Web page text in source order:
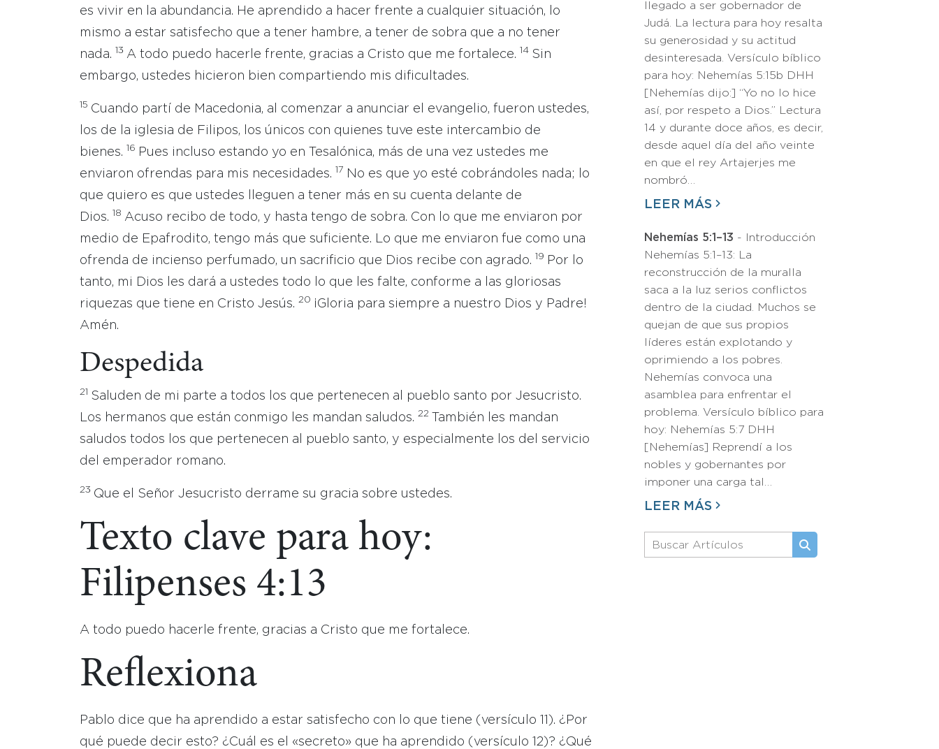
es vivir en la abundancia. He aprendido a hacer frente a cualquier situación, lo
mismo a estar satisfecho que a tener hambre, a tener de sobra que a no tener
nada. 13 A todo puedo hacerle frente, gracias a Cristo que me fortalece. 14 Sin
embargo, ustedes hicieron bien compartiendo mis dificultades.
15 Cuando partí de Macedonia, al comenzar a anunciar el evangelio, fueron ustedes,
los de la iglesia de Filipos, los únicos con quienes tuve este intercambio de
bienes. 16
Pues incluso estando yo en Tesalónica, más de una vez ustedes me
enviaron ofrendas para mis necesidades. 17
No es que yo esté cobrándoles nada; lo
que quiero es que ustedes lleguen a tener más en su cuenta delante de
Dios. 18 Acuso recibo de todo, y hasta tengo de sobra. Con lo que me enviaron por
medio de Epafrodito, tengo más que suficiente. Lo que me enviaron fue como una
ofrenda de incienso perfumado, un sacrificio que Dios recibe con agrado. 19
Por lo
tanto, mi Dios les dará a ustedes todo lo que les falte, conforme a las gloriosas
riquezas que tiene en Cristo Jesús. 20 ¡Gloria para siempre a nuestro Dios y Padre!
Amén.
Despedida
21 Saluden de mi parte a todos los que pertenecen al pueblo santo por Jesucristo.
Los hermanos que están conmigo les mandan saludos. 22
También les mandan
saludos todos los que pertenecen al pueblo santo, y especialmente los del servicio
del emperador romano.
23 Que el Señor Jesucristo derrame su gracia sobre ustedes.
Texto clave para hoy:
Filipenses 4:13
A todo puedo hacerle frente, gracias a Cristo que me fortalece.
Reflexiona
Pablo dice que ha aprendido a estar satisfecho con lo que tiene (versículo 11). ¿Por
qué puede decir esto? ¿Cuál es el «secreto» que ha aprendido (versículo 12)? ¿Qué
llegado a ser gobernador de
Judá. La lectura para hoy resalta
su generosidad y su actitud
desinteresada. Versículo bíblico
para hoy: Nehemías 5:15b DHH
[Nehemías dijo:] “Yo no lo hice
así, por respeto a Dios.” Lectura
14 y durante doce años, es decir,
desde aquel día del año veinte
en que el rey Artajerjes me
nombró…
LEER MÁS
Nehemías 5:1–13 - Introducción
Nehemías 5:1–13: La
reconstrucción de la muralla
saca a la luz serios conflictos
dentro de la ciudad. Muchos se
quejan de que sus propios
líderes están explotando y
oprimiendo a los pobres.
Nehemías convoca una
asamblea para enfrentar el
problema. Versículo bíblico para
hoy: Nehemías 5:7 DHH
[Nehemías] Reprendí a los
nobles y gobernantes por
imponer una carga tal…
LEER MÁS